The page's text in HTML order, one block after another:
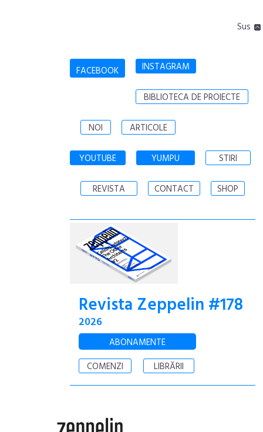
Sus
FACEBOOK INSTAGRAM
BIBLIOTECA DE PROIECTE
NOI ARTICOLE
YOUTUBE YUMPU STIRI
REVISTA CONTACT SHOP
Revista Zeppelin #178
2026
ABONAMENTE
COMENZI
LIBRĂRII